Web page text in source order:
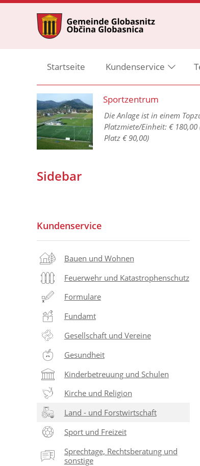
Startseite Kundenservice
Sportzentrum
Die Anlage ist in einem
Platzmiete/Einheit: € 180,00
Platz € 90,00)
Sidebar
Kundenservice
Bauen und Wohnen
Feuerwehr und Katastrophenschutz
Formulare
Fundamt
Gesellschaft und Vereine
Gesundheit
Kinderbetreuung und Schulen
Kirche und Religion
Land - und Forstwirtschaft
Sport und Freizeit
Sprechtage, Rechtsberatung und
sonstige